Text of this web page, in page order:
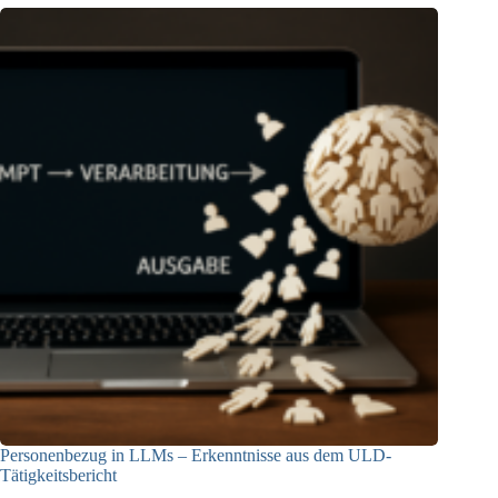
Personenbezug in LLMs – Erkenntnisse aus dem ULD-
Tätigkeitsbericht